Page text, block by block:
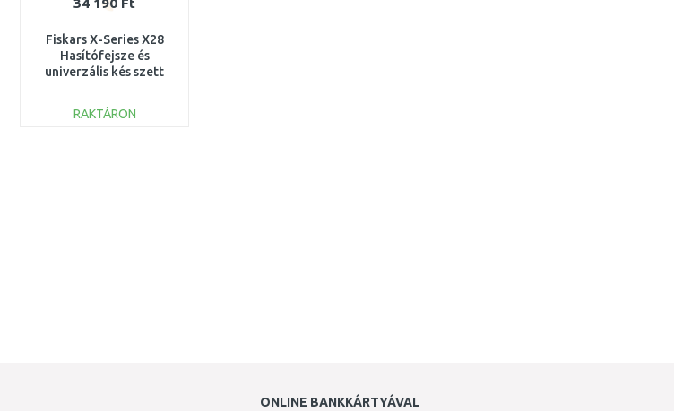
34 190 Ft
Fiskars X-Series X28
Hasítófejsze és
univerzális kés szett
RAKTÁRON
ONLINE BANKKÁRTYÁVAL